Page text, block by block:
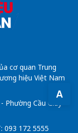
A
cơ quan Trung
hiệu Việt Nam
Cầu Giấy -
093 172 5555